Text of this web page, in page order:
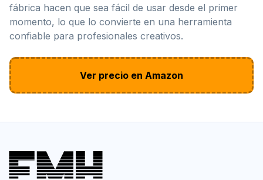
fábrica hacen que sea fácil de usar desde el primer
momento, lo que lo convierte en una herramienta
confiable para profesionales creativos.
Ver precio en Amazon